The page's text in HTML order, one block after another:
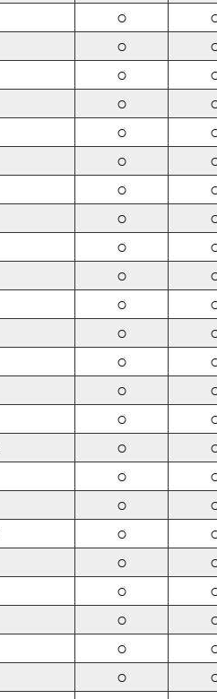
○
○
○
○
○
○
○
○
○
○
○
○
○
○
○
○
○
○
○
○
○
○
○
○